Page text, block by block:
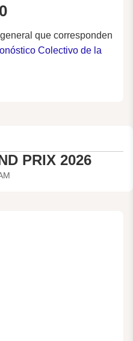
que corresponden
Colectivo de la
PRIX 2026